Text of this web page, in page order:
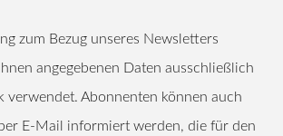
zum Bezug unseres Newsletters
angegebenen Daten ausschließlich
verwendet. Abonnenten können auch
E-Mail informiert werden, die für den